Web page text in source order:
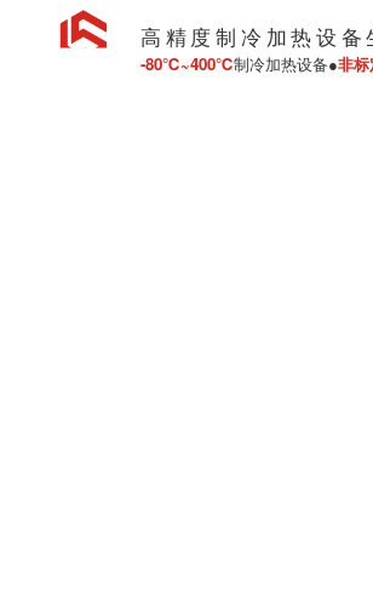
高精度制冷加热设备
-80℃~400℃制冷加热设备●非